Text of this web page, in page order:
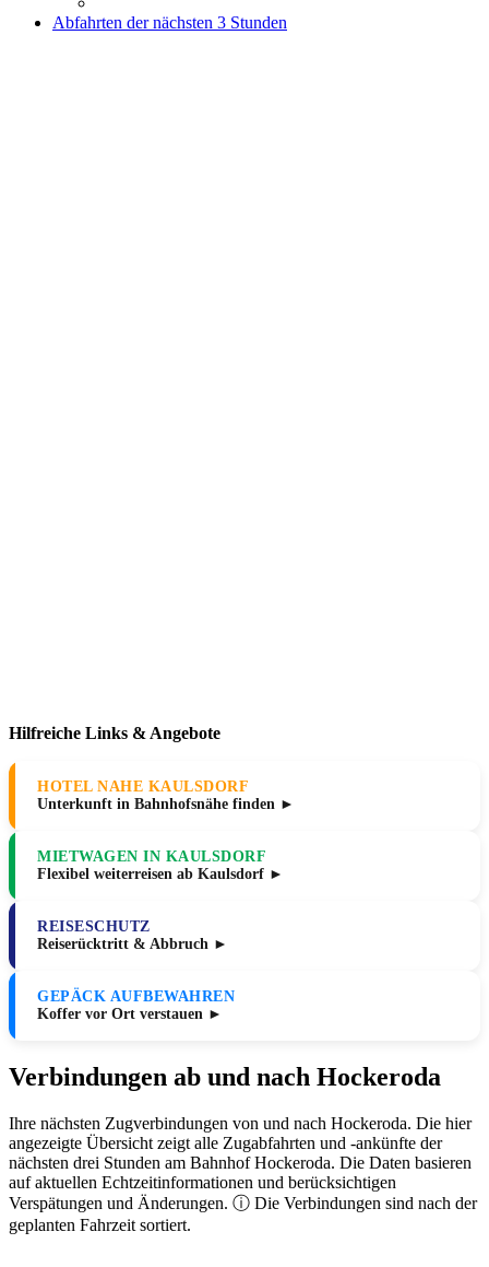
Abfahrten der nächsten 3 Stunden
Hilfreiche Links & Angebote
HOTEL NAHE KAULSDORF
Unterkunft in Bahnhofsnähe finden ►
MIETWAGEN IN KAULSDORF
Flexibel weiterreisen ab Kaulsdorf ►
REISESCHUTZ
Reiserücktritt & Abbruch ►
GEPÄCK AUFBEWAHREN
Koffer vor Ort verstauen ►
Verbindungen ab und nach Hockeroda
Ihre nächsten Zugverbindungen von und nach Hockeroda. Die hier
angezeigte Übersicht zeigt alle Zugabfahrten und -ankünfte der
nächsten drei Stunden am Bahnhof Hockeroda. Die Daten basieren
auf aktuellen Echtzeitinformationen und berücksichtigen
Verspätungen und Änderungen. ⓘ Die Verbindungen sind nach der
geplanten Fahrzeit sortiert.